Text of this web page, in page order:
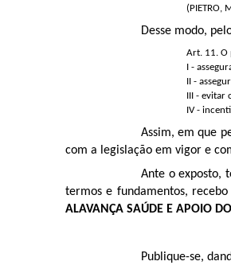
(PIETRO,
Desse modo,
Art. 11. O
I -
II -
III - evitar
IV -
Assim, em que
com a legislação em vigor e
Ante o exposto,
termos e fundamentos,
ALAVANÇA SAÚDE E APOIO
Publique-se,